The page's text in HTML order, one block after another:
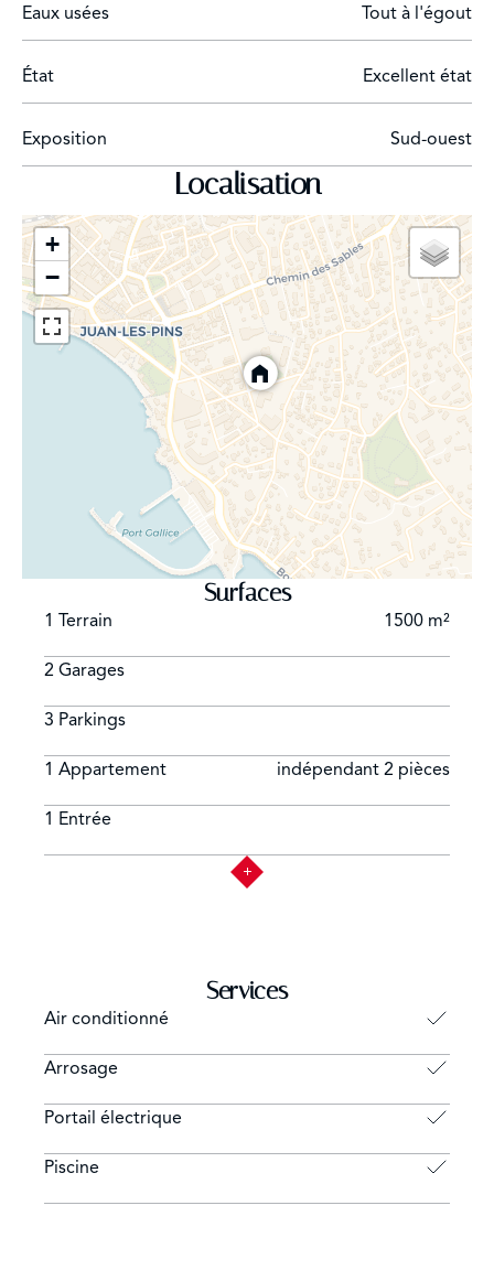
Eaux usées Tout à l'égout
État Excellent état
Exposition Sud-ouest
Localisation
+
−
Surfaces
1 Terrain 1500 m²
2 Garages
3 Parkings
1 Appartement indépendant 2 pièces
1 Entrée
Services
Air conditionné
Arrosage
Portail électrique
Piscine